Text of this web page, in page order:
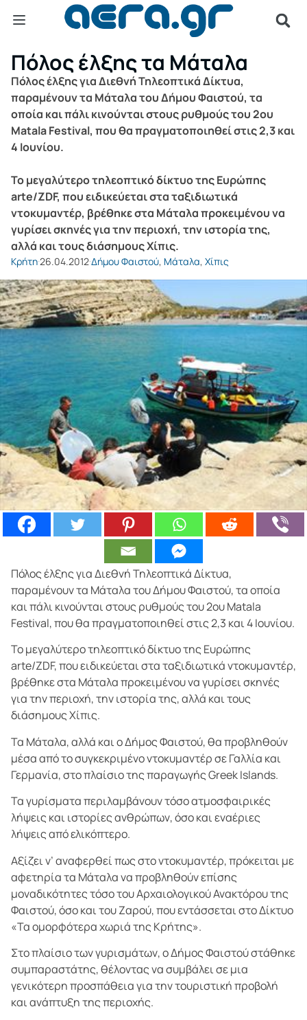
Πόλος έλξης τα Μάταλα
Πόλος έλξης για Διεθνή Τηλεοπτικά Δίκτυα,
παραμένουν τα Μάταλα του Δήμου Φαιστού, τα
οποία και πάλι κινούνται στους ρυθμούς του 2ου
Matala Festival, που θα πραγματοποιηθεί στις 2,3 και
4 Ιουνίου.
Το μεγαλύτερο τηλεοπτικό δίκτυο της Ευρώπης
arte/ZDF, που ειδικεύεται στα ταξιδιωτικά
ντοκυμαντέρ, βρέθηκε στα Μάταλα προκειμένου να
γυρίσει σκηνές για την περιοχή, την ιστορία της,
αλλά και τους διάσημους Χίπις.
Κρήτη26.04.2012Δήμου Φαιστού, Μάταλα, Χίπις
Πόλος έλξης για Διεθνή Τηλεοπτικά Δίκτυα,
παραμένουν τα Μάταλα του Δήμου Φαιστού, τα οποία
και πάλι κινούνται στους ρυθμούς του 2ου Matala
Festival, που θα πραγματοποιηθεί στις 2,3 και 4 Ιουνίου.
Το μεγαλύτερο τηλεοπτικό δίκτυο της Ευρώπης
arte/ZDF, που ειδικεύεται στα ταξιδιωτικά ντοκυμαντέρ,
βρέθηκε στα Μάταλα προκειμένου να γυρίσει σκηνές
για την περιοχή, την ιστορία της, αλλά και τους
διάσημους Χίπις.
Τα Μάταλα, αλλά και ο Δήμος Φαιστού, θα προβληθούν
μέσα από το συγκεκριμένο ντοκυμαντέρ σε Γαλλία και
Γερμανία, στο πλαίσιο της παραγωγής Greek Islands.
Τα γυρίσματα περιλαμβάνουν τόσο ατμοσφαιρικές
λήψεις και ιστορίες ανθρώπων, όσο και εναέριες
λήψεις από ελικόπτερο.
Αξίζει ν’ αναφερθεί πως στο ντοκυμαντέρ, πρόκειται με
αφετηρία τα Μάταλα να προβληθούν επίσης
μοναδικότητες τόσο του Αρχαιολογικού Ανακτόρου της
Φαιστού, όσο και του Ζαρού, που εντάσσεται στο Δίκτυο
«Τα ομορφότερα χωριά της Κρήτης».
Στο πλαίσιο των γυρισμάτων, ο Δήμος Φαιστού στάθηκε
συμπαραστάτης, θέλοντας να συμβάλει σε μια
γενικότερη προσπάθεια για την τουριστική προβολή
και ανάπτυξη της περιοχής.